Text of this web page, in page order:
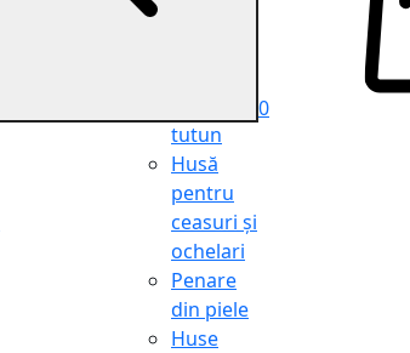
tutun
Husă
pentru
ceasuri și
ochelari
Penare
din piele
Huse
0